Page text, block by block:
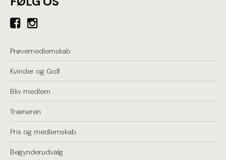
Prøvemedlemskab
Kvinder og Golf
Bliv medlem
Træneren
Pris og medlemskab
Begynderudvalg